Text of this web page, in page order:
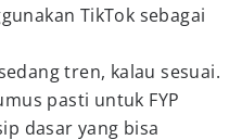
TikTok sebagai
tren, kalau sesuai.
pasti untuk FYP
dasar yang bisa